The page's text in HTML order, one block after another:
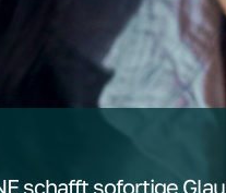
schafft sofortige